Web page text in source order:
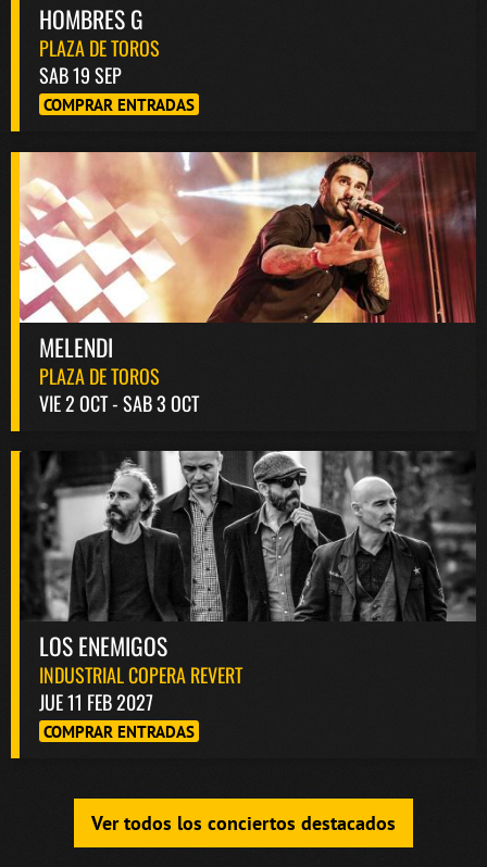
HOMBRES G
PLAZA DE TOROS
SAB 19 SEP
COMPRAR ENTRADAS
MELENDI
PLAZA DE TOROS
VIE 2 OCT - SAB 3 OCT
LOS ENEMIGOS
INDUSTRIAL COPERA REVERT
JUE 11 FEB 2027
COMPRAR ENTRADAS
Ver todos los conciertos destacados